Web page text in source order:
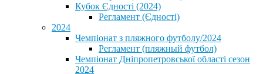
Кубок Єдності (2024)
Регламент (Єдності)
2024
Чемпіонат з пляжного футболу/2024
Регламент (пляжный футбол)
Чемпіонат Дніпропетровської області сезон
2024